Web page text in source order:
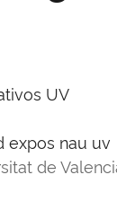
UV
expos nau uv
de